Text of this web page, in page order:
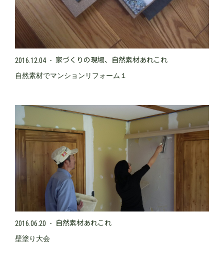
2016.12.04 家づくりの現場 自然素材あれこれ
自然素材でマンションリフォーム１
2016.06.20 自然素材あれこれ
壁塗り大会